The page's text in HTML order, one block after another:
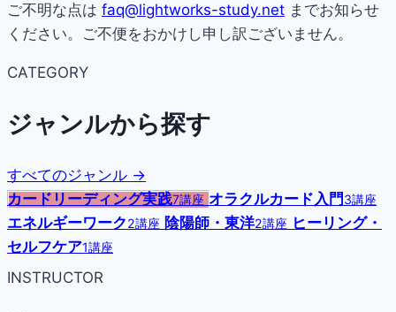
ご不明な点は faq@lightworks-study.net までお知らせ
ください。ご不便をおかけし申し訳ございません。
CATEGORY
ジャンルから探す
すべてのジャンル →
カードリーディング実践7講座 オラクルカード入門3講座
エネルギーワーク2講座 陰陽師・東洋2講座 ヒーリング・
セルフケア1講座
INSTRUCTOR